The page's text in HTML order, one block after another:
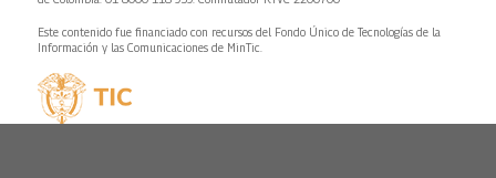
Este contenido fue financiado con recursos del Fondo Único de Tecnologías de la
Información y las Comunicaciones de MinTic.